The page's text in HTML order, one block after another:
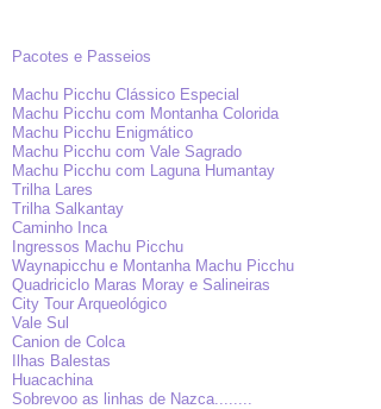
Pacotes e Passeios
Machu Picchu Clássico Especial
Machu Picchu com Montanha Colorida
Machu Picchu Enigmático
Machu Picchu com Vale Sagrado
Machu Picchu com Laguna Humantay
Trilha Lares
Trilha Salkantay
Caminho Inca
Ingressos Machu Picchu
Waynapicchu e Montanha Machu Picchu
Quadriciclo Maras Moray e Salineiras
City Tour Arqueológico
Vale Sul
Canion de Colca
Ilhas Balestas
Huacachina
Sobrevoo as linhas de Nazca........